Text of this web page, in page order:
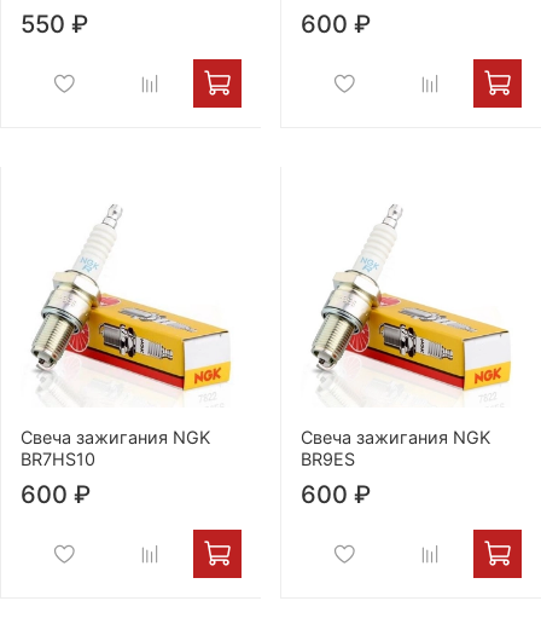
550 ₽ 600 ₽
Свеча зажигания NGK
BR7HS10
600 ₽
Свеча зажигания NGK
BR9ES
600 ₽